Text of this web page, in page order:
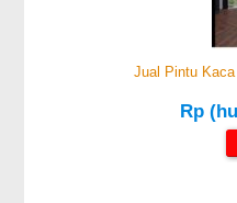
Jual Pintu Kaca
Rp